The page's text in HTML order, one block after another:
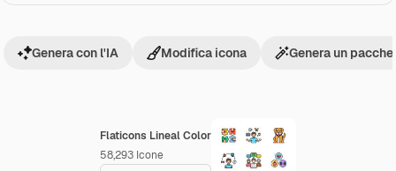
Flaticons Lineal Color
58,293 Icone
Genera con l'IA Modifica icona Genera un